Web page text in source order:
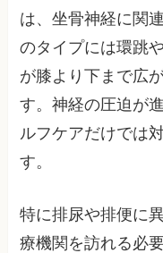
は、坐骨神経に関
のタイプには環跳
が膝より下まで広
す。神経の圧迫が
ルフケアだけでは
す。
特に排尿や排便に
療機関を訪れる必